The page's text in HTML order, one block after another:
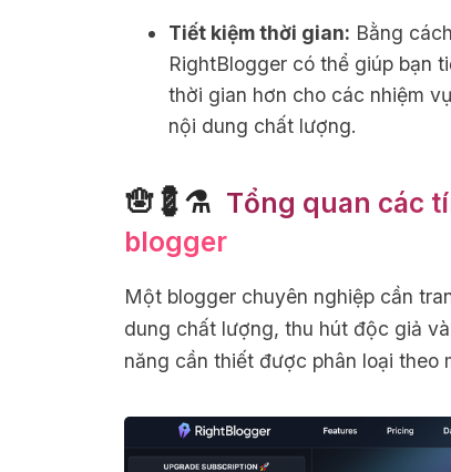
Tiết kiệm thời gian: Bằng
RightBlogger có thể giúp bạn
thời gian hơn cho các nhiệm
nội dung chất lượng.
🪬💈⚗
Tổng quan các
blogger
Một blogger chuyên nghiệp cần
dung chất lượng, thu hút độc giả
năng cần thiết được phân loại theo